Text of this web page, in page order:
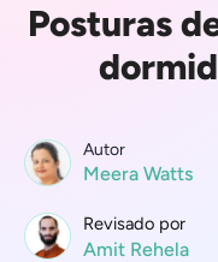
Posturas
Autor
Meera Watts
Revisado por
Amit Rehela